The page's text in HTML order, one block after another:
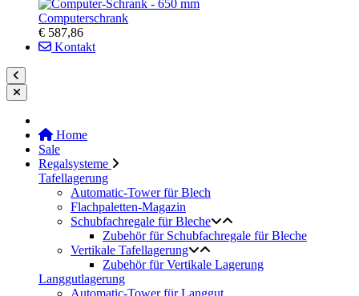
Computerschrank
€ 587,86
Kontakt
Home
Sale
Regalsysteme
Tafellagerung
Automatic-Tower für Blech
Flachpaletten-Magazin
Schubfachregale für Bleche
Zubehör für Schubfachregale für Bleche
Vertikale Tafellagerung
Zubehör für Vertikale Lagerung
Langgutlagerung
Automatic-Tower für Langgut